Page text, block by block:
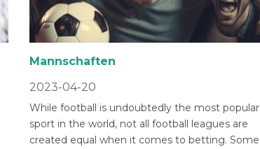
Mannschaften
2023-04-20
While football is undoubtedly the most popular
sport in the world, not all football leagues are
created equal when it comes to betting. Some